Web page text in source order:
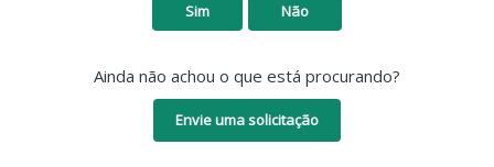
Sim Não
Ainda não achou o que está procurando?
Envie uma solicitação